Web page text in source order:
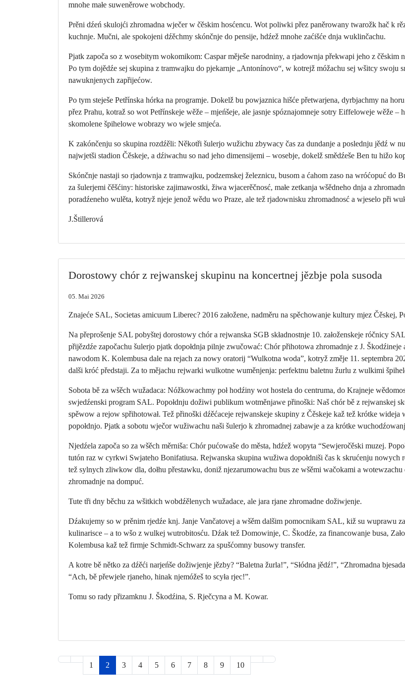
mnohe małe suweněrowe wobchody.
Prěni dźeń skulojći zhromadna wječer w čěskim hosćencu. Wot poliwki přez paněrowany twarožk hač k
kuchnje. Mučni, ale spokojeni dźěchmy skónčnje do pensije, hdźež mnohe zaćišće dnja wuklinčachu.
Pjatk započa so z wosebitym wokomikom: Caspar měješe narodniny, a rjadownja překwapi jeho z čěskim
Po tym dojědźe sej skupina z tramwajku do pjekarnje „Antonínovo“, w kotrejž móžachu sej wšitcy swoju
nawuknjenych zapřijećow.
Po tym steješe Petřínska hórka na programje. Dokelž bu powjaznica hišće přetwarjena, dyrbjachmy na
přez Prahu, kotraž so wot Petřínskeje wěže – mjeńšeje, ale jasnje spóznajomneje sotry Eiffeloweje wěže
skomolene špihelowe wobrazy wo wjele smjeća.
K zakónčenju so skupina rozdźěli: Někotři šulerjo wužichu zbywacy čas za dundanje a poslednju jědź w
najwjetši stadion Čěskeje, a dźiwachu so nad jeho dimensijemi – wosebje, dokelž smědźeše Ben tu hižo
Skónčnje nastaji so rjadownja z tramwajku, podzemskej železnicu, busom a ćahom zaso na wróćopuć do
za šulerjemi čěšćiny: historiske zajimawostki, žiwa wjacerěčnosć, małe zetkanja wšědneho dnja a
poradźeneho wulěta, kotryž njeje jenož wědu wo Praze, ale tež rjadownisku zhromadnosć a wjeselo při
J.Štillerová
Dorostowy chór z rejwanskej skupinu na koncertnej jězbje pola susoda
05. Mai 2026
Znajeće SAL, Societas amicuum Liberec? 2016 załožene, nadměru na spěchowanje kultury mjez Čěskej,
Na přeprošenje SAL pobyštej dorostowy chór a rejwanska SGB składnostnje 10. załoženskeje róčnicy
přijězdźe započachu šulerjo pjatk dopołdnja pilnje zwučować: Chór přihotowa zhromadnje z J.
nawodom K. Kolembusa dale na rejach za nowy oratorij “Wulkotna woda”, kotryž změje 11. septembra
dalši króć předstaji. Za to mějachu rejwarki wulkotne wuměnjenja: perfektnu baletnu žurlu z wulkimi
Sobota bě za wšěch wužadaca: Nóžkowachmy poł hodźiny wot hostela do centruma, do Krajneje
swjedźenski program SAL. Popołdnju dožiwi publikum wotměnjawe přinoški: Naš chór bě z rejwanskej
spěwow a rejow spřihotował. Tež přinoški dźěćaceje rejwanskeje skupiny z Čěskeje kaž tež krótke
popołdnjo. Pjatk a sobotu wječor wužiwachu naši šulerjo k zhromadnej zabawje a za krótke
Njedźela započa so za wšěch měrniša: Chór pućowaše do města, hdźež wopyta “Sewjeročěski muzej.
tutón raz w cyrkwi Swjateho Bonifatiusa. Rejwanska skupina wužiwa dopołdniši čas k skrućenju nowych
tež sylnych zliwkow dla, dołhu přestawku, doniž njezarumowachu bus ze wšěmi wačokami a
zhromadnje na dompuć.
Tute tři dny běchu za wšitkich wobdźělenych wužadace, ale jara rjane zhromadne dožiwjenje.
Dźakujemy so w prěnim rjedźe knj. Janje Vančatovej a wšěm dalšim pomocnikam SAL, kiž su wuprawu
kulinarisce – a to wšo z wulkej wutrobitosću. Dźak tež Domowinje, C. Škodźe, za financowanje busa,
Kolembusa kaž tež firmje Schmidt-Schwarz za spušćomny busowy transfer.
A kotre bě nětko za dźěći narjeńše dožiwjenje jězby? “Baletna žurla!”, “Słódna jědź!”, “Zhromadna
“Ach, bě přewjele rjaneho, hinak njemóžeš to scyła rjec!”.
Tomu so rady přizamknu J. Škodźina, S. Rječcyna a M. Kowar.
1 2 3 4 5 6 7 8 9 10